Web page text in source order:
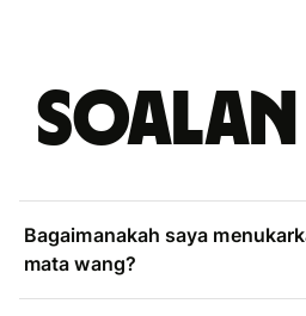
Soalan
Bagaimanakah saya
mata wang?